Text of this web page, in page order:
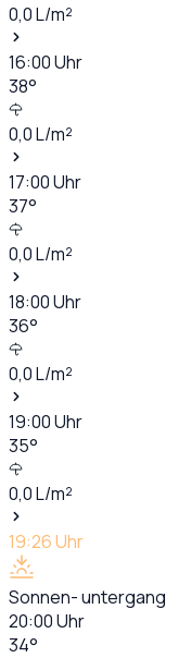
0,0L/m²
16:00Uhr
38°
0,0L/m²
17:00Uhr
37°
0,0L/m²
18:00Uhr
36°
0,0L/m²
19:00Uhr
35°
0,0L/m²
19:26Uhr
Sonnen- untergang
20:00Uhr
34°